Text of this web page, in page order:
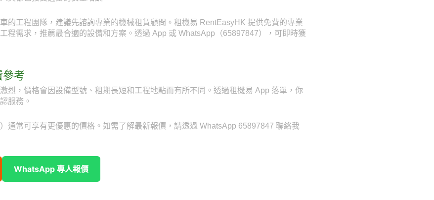
的工程團隊，建議先諮詢專業的機械租賃顧問。租機易 RentEasyHK 提供免費的專業
程需求，推薦最合適的設備和方案。透過 App 或 WhatsApp（65897847），可即時獲
考
烈，價格會因設備型號、租期長短和工程地點而有所不同。透過租機易 App 落單，你
服務。
通常可享有更優惠的價格。如需了解最新報價，請透過 WhatsApp 65897847 聯絡我
WhatsApp 專人報價